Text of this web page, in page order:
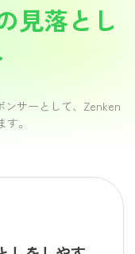
見落とし
ンサーとして、Zenken
。